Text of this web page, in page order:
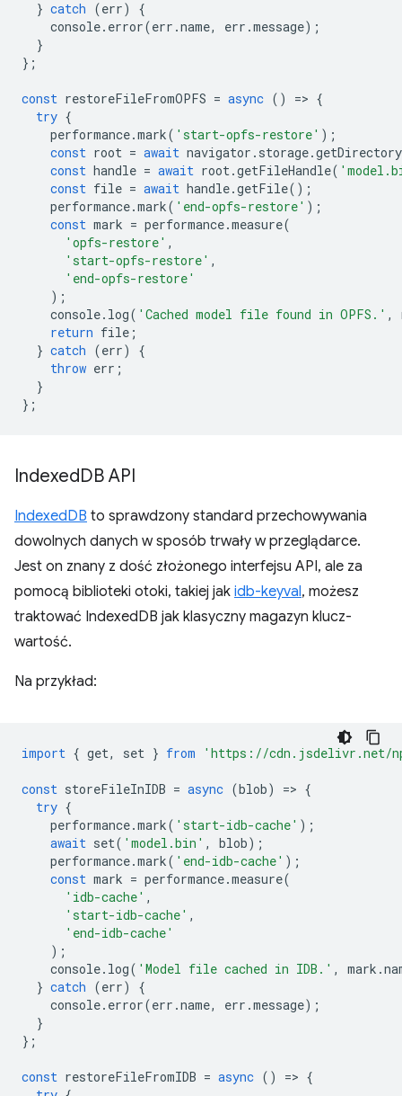
} catch (err)
{
console. error(err .name, err .message);
}
};
const restoreFileFromOPFS = async () => {
try {
performance.mark( 'start-opfs-restore' );
const root = await navigator . storage.getDirectory
const handle = await root.getFileHandle(
const file = await handle.getFile();
performance.mark( 'end-opfs-restore' );
const mark = performance.measure(
'opfs-restore' ,
'start-opfs-restore' ,
'end-opfs-restore'
);
console. log( 'Cached model file found in OPFS.' ,
return file ;
} catch (err)
{
throw err ;
}
};
IndexedDB API
IndexedDB to sprawdzony standard przechowywania
dowolnych danych w sposób trwały w przeglądarce.
Jest on znany z dość złożonego interfejsu API, ale za
pomocą biblioteki otoki, takiej jak idb-keyval, możesz
traktować IndexedDB jak klasyczny magazyn klucz-
wartość.
Na przykład:
import { get, set } from 'https://cdn.jsdelivr.net/
const storeFileInIDB = async (blob) => {
try {
performance.mark( 'start-idb-cache' );
await set( 'model.bin' , blob);
performance.mark( 'end-idb-cache' );
const mark = performance.measure(
'idb-cache' ,
'start-idb-cache' ,
'end-idb-cache'
);
console. log( 'Model file cached in IDB.' , mark .
} catch (err)
{
console. error(err .name, err .message);
}
};
const restoreFileFromIDB = async () => {